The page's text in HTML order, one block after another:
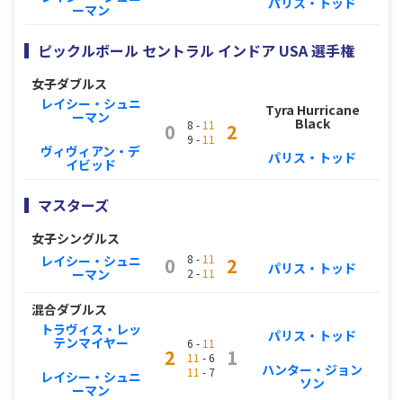
ーマン
ピックルボール セントラル インドア USA 選手権
女子ダブルス
レイシー・シュニ
ーマン
ヴィヴィアン・デ
イビッド
0 8 - 11
9 - 11 2
Tyra Hurricane
Black
パリス・トッド
マスターズ
女子シングルス
レイシー・シュニ
ーマン 0 8 - 11
2 - 11 2 パリス・トッド
混合ダブルス
トラヴィス・レッ
テンマイヤー
レイシー・シュニ
ーマン
2
6 - 11
11 - 6
11 - 7
1
パリス・トッド
ハンター・ジョン
ソン